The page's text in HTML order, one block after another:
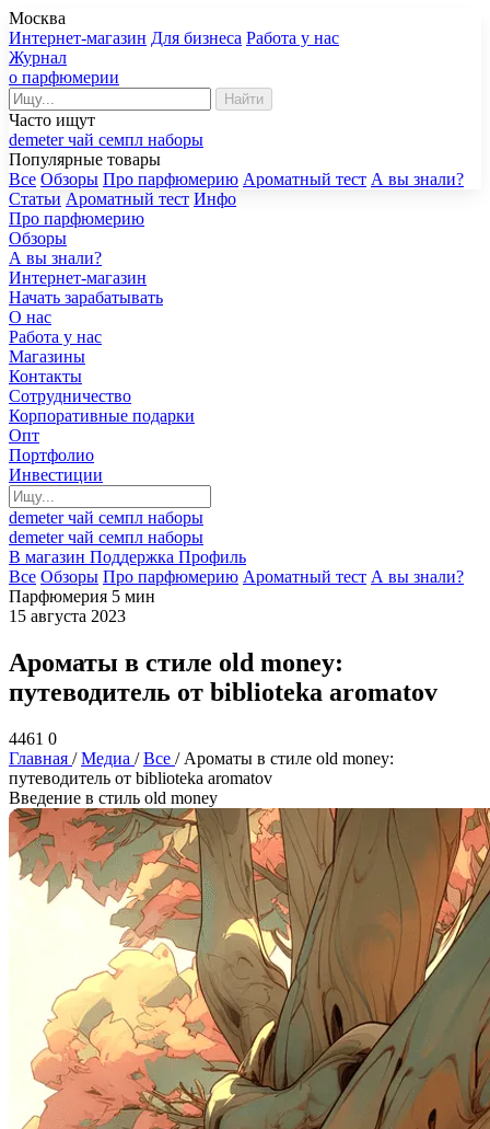
Москва
Интернет-магазин Для бизнеса Работа у нас
Журнал
о парфюмерии
Найти
Часто ищут
demeterчай семпл наборы
Популярные товары
Все Обзоры Про парфюмерию Ароматный тест А вы знали?
Статьи Ароматный тест Инфо
Про парфюмерию
Обзоры
А вы знали?
Интернет-магазин
Начать зарабатывать
О нас
Работа у нас
Магазины
Контакты
Сотрудничество
Корпоративные подарки
Опт
Портфолио
Инвестиции
demeterчай семпл наборы
demeterчай семпл наборы
В магазин Поддержка Профиль
Все Обзоры Про парфюмерию Ароматный тест А вы знали?
Парфюмерия 5 мин
15 августа 2023
Ароматы в стиле old money:
путеводитель от biblioteka aromatov
4461 0
Главная /Медиа /Все / Ароматы в стиле old money:
путеводитель от biblioteka aromatov
Введение в стиль old money